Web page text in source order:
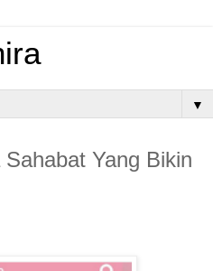
▼
Yang Bikin